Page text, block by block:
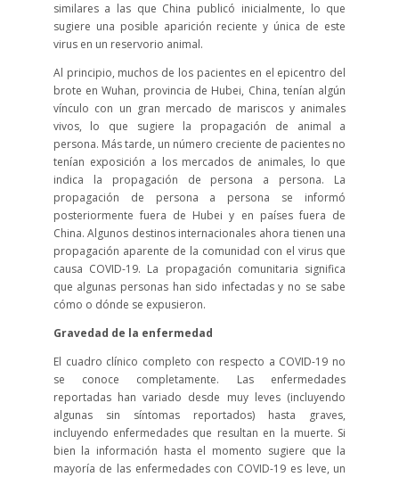
similares a las que China publicó inicialmente, lo que
sugiere una posible aparición reciente y única de este
virus en un reservorio animal.
Al principio, muchos de los pacientes en el epicentro del
brote en Wuhan, provincia de Hubei, China, tenían algún
vínculo con un gran mercado de mariscos y animales
vivos, lo que sugiere la propagación de animal a
persona. Más tarde, un número creciente de pacientes no
tenían exposición a los mercados de animales, lo que
indica la propagación de persona a persona. La
propagación de persona a persona se informó
posteriormente fuera de Hubei y en países fuera de
China. Algunos destinos internacionales ahora tienen una
propagación aparente de la comunidad con el virus que
causa COVID-19. La propagación comunitaria significa
que algunas personas han sido infectadas y no se sabe
cómo o dónde se expusieron.
Gravedad de la enfermedad
El cuadro clínico completo con respecto a COVID-19 no
se conoce completamente. Las enfermedades
reportadas han variado desde muy leves (incluyendo
algunas sin síntomas reportados) hasta graves,
incluyendo enfermedades que resultan en la muerte. Si
bien la información hasta el momento sugiere que la
mayoría de las enfermedades con COVID-19 es leve, un